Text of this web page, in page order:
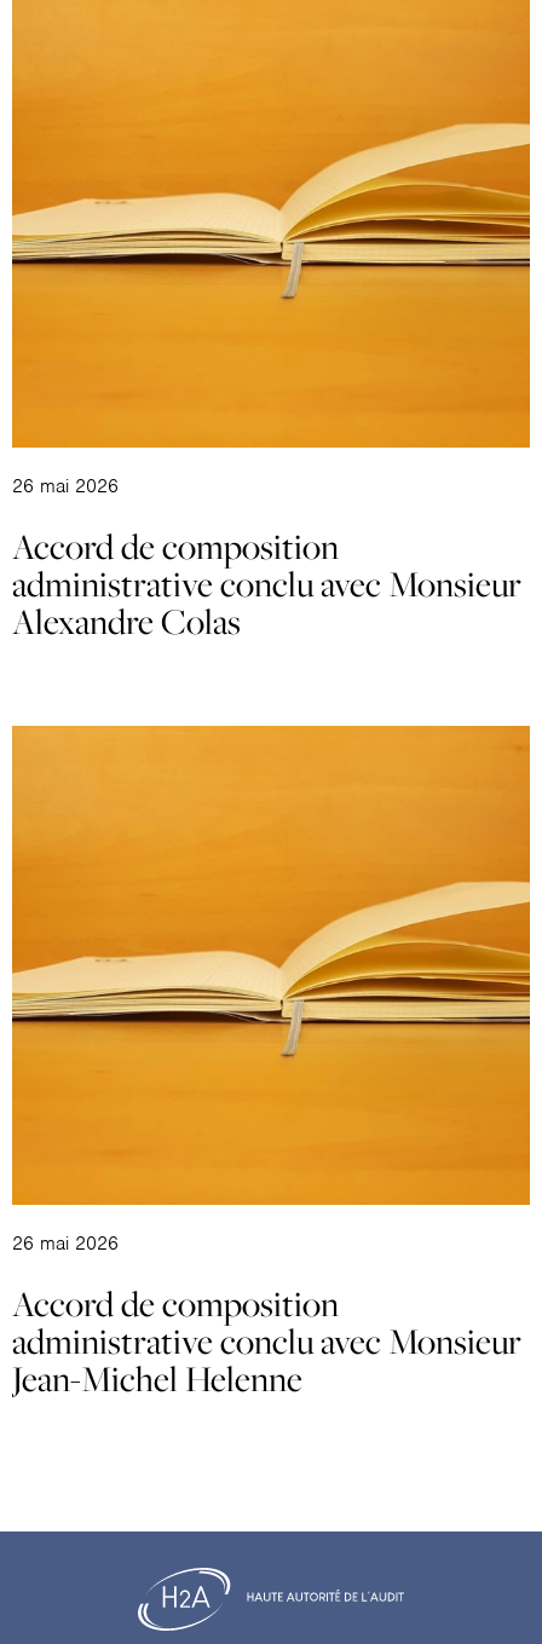
26 mai 2026
Accord de composition
administrative conclu avec Monsieur
Alexandre Colas
26 mai 2026
Accord de composition
administrative conclu avec Monsieur
Jean-Michel Helenne